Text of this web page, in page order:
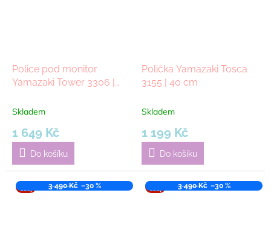
Police pod monitor
Yamazaki Tower 3306 |
Skladem
1 649 Kč
Do košíku
Polička Yamazaki Tosca
3155 | 40 cm
Skladem
1 199 Kč
Do košíku
ODEJ
3 490 Kč –30 %
ODEJ
3 490 Kč –30 %